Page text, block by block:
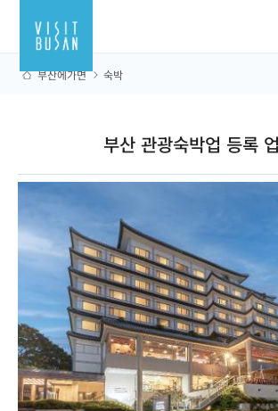
부산에가면 숙박
부산 관광숙박업 등록